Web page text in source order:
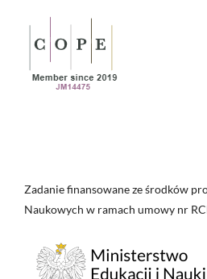
Zadanie finansowane ze środków
Naukowych w ramach umowy nr